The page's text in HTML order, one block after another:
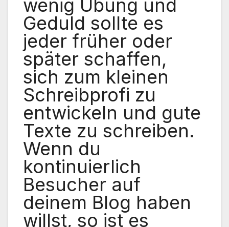
wenig Übung und
Geduld sollte es
jeder früher oder
später schaffen,
sich zum kleinen
Schreibprofi zu
entwickeln und gute
Texte zu schreiben.
Wenn du
kontinuierlich
Besucher auf
deinem Blog haben
willst, so ist es